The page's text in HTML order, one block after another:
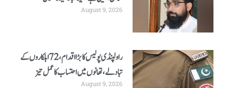
August 9, 2026
راولپنڈی پولیس کا بڑا اقدام، 72 اہلکاروں کے
تبادلے، تھانوں میں احتساب کا عمل تیز
August 9, 2026